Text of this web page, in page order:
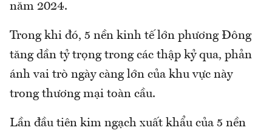
năm 2024.
Trong khi đó, 5 nền kinh tế lớn phương Đông
tăng dần tỷ trọng trong các thập kỷ qua, phản
ánh vai trò ngày càng lớn của khu vực này
trong thương mại toàn cầu.
Lần đầu tiên kim ngạch xuất khẩu của 5 nền